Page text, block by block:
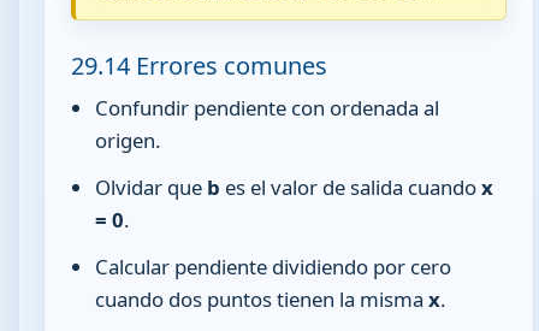
29.14 Errores comunes
Confundir pendiente con ordenada al
origen.
Olvidar que b es el valor de salida cuandox
= 0.
Calcular pendiente dividiendo por cero
cuando dos puntos tienen la mismax.